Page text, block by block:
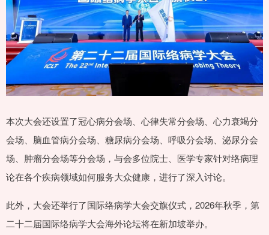
本次大会还设置了冠心病分会场、心律失常分会场、心力衰竭分
会场、脑血管病分会场、糖尿病分会场、呼吸分会场、泌尿分会
场、肿瘤分会场等分会场，与会多位院士、医学专家针对络病理
论在各个疾病领域如何服务大众健康，进行了深入讨论。
此外，大会还举行了国际络病学大会交旗仪式，2026年秋季，第
二十二届国际络病学大会海外论坛将在新加坡举办。